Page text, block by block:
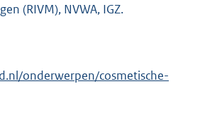
(RIVM), NVWA, IGZ.
onderwerpen/cosmetische-